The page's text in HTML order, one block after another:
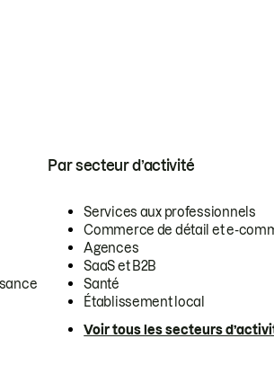
Par secteur d’activité
Services aux professionnels
Commerce de détail et e-
Agences
SaaS et B2B
Santé
Établissement local
Voir tous les secteurs